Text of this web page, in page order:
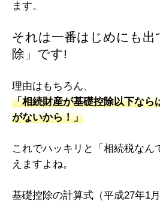
ます。
それは一番はじめにも出
除」です!
理由はもちろん、
「相続財産が基礎控除以下なら
がないから！」
これでハッキリと「相続税なん
えますよね。
基礎控除の計算式（平成27年1